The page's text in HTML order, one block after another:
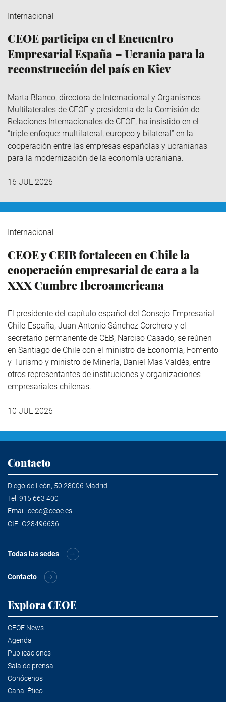
Internacional
CEOE participa en el Encuentro
Empresarial España – Ucrania para la
reconstrucción del país en Kiev
Marta Blanco, directora de Internacional y Organismos
Multilaterales de CEOE y presidenta de la Comisión de
Relaciones Internacionales de CEOE, ha insistido en el
“triple enfoque: multilateral, europeo y bilateral” en la
cooperación entre las empresas españolas y ucranianas
para la modernización de la economía ucraniana.
16 JUL 2026
Internacional
CEOE y CEIB fortalecen en Chile la
cooperación empresarial de cara a la
XXX Cumbre Iberoamericana
El presidente del capítulo español del Consejo Empresarial
Chile-España, Juan Antonio Sánchez Corchero y el
secretario permanente de CEB, Narciso Casado, se reúnen
en Santiago de Chile con el ministro de Economía, Fomento
y Turismo y ministro de Minería, Daniel Mas Valdés, entre
otros representantes de instituciones y organizaciones
empresariales chilenas.
10 JUL 2026
Contacto
Diego de León, 50 28006 Madrid
Tel. 915 663 400
Email. ceoe@ceoe.es
CIF- G28496636
Todas las sedes
Contacto
Explora CEOE
CEOE News
Agenda
Publicaciones
Sala de prensa
Conócenos
Canal Ético